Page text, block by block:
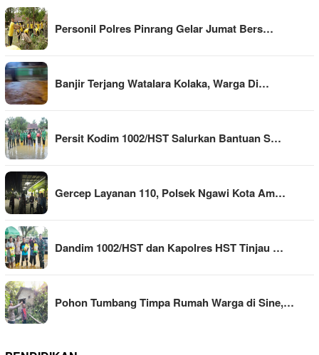
Personil Polres Pinrang Gelar Jumat Bers…
Banjir Terjang Watalara Kolaka, Warga Di…
Persit Kodim 1002/HST Salurkan Bantuan S…
Gercep Layanan 110, Polsek Ngawi Kota Am…
Dandim 1002/HST dan Kapolres HST Tinjau …
Pohon Tumbang Timpa Rumah Warga di Sine,…